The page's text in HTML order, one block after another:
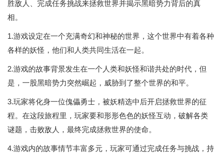
胜敌人、完成任务挑战来拯救世界并揭示黑暗势力背后的真
相。
1.游戏设定在一个充满奇幻和神秘的世界，这个世界中有着各种
各样的妖怪，他们和人类共同生活在一起。
2.游戏的故事背景发生在一个人类和妖怪和谐共处的时代，但
是，一股黑暗势力突然崛起，威胁到了整个世界的和平。
3.玩家将化身一位傀儡勇士，被妖精选中后开启拯救世界的征
程。在这段旅程里，玩家要和形形色色的妖怪互动，破解各类
谜题，击败敌人，最终完成拯救世界的使命。
4.游戏内的故事情节丰富多元，玩家可通过完成任务与挑战，持